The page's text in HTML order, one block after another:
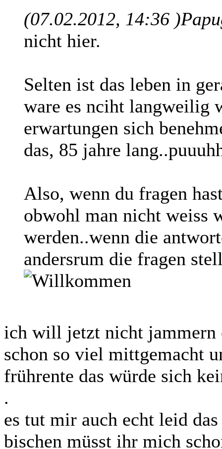
(07.02.2012, 14:36 )
nicht hier.
Selten ist das leben in
ware es nciht langweilig
erwartungen sich
das, 85 jahre
Also, wenn du fragen
obwohl man nicht weiss
werden..wenn die
andersrum die fragen
ich will jetzt nicht jammern
schon so viel mittgemacht
frührente das würde sich
.
es tut mir auch echt leid
bischen müsst ihr mich